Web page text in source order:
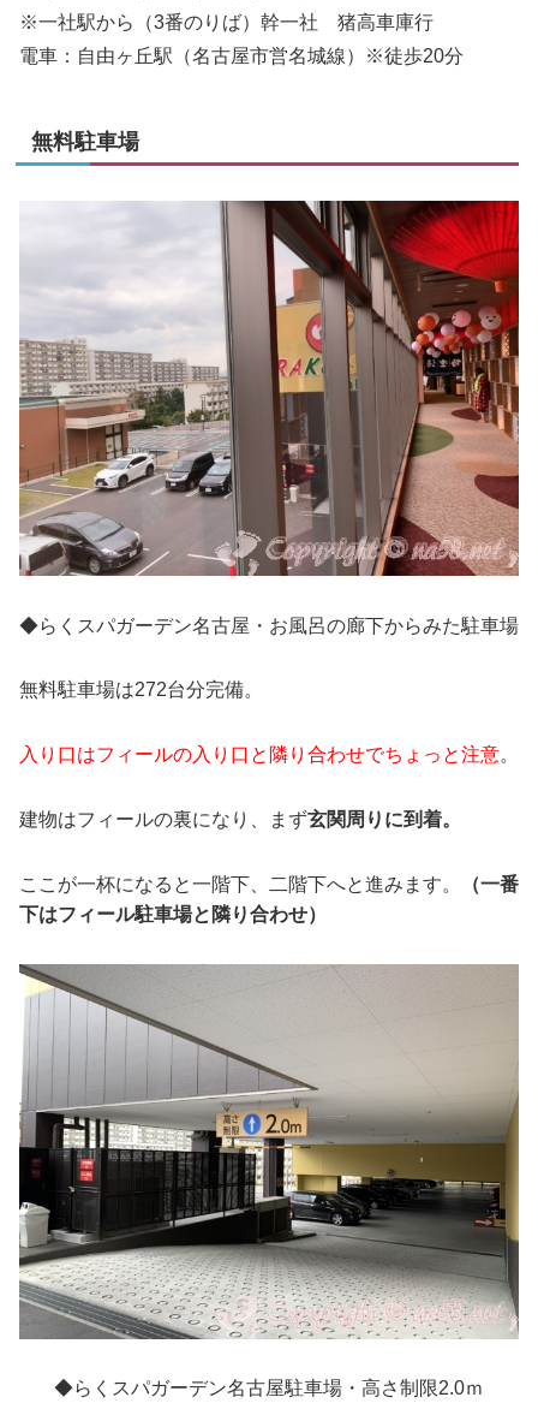
※一社駅から（3番のりば） 幹一社 猪高車庫行
電車：自由ヶ丘駅（名古屋市営名城線）※徒歩20分
無料駐車場
◆らくスパガーデン名古屋・お風呂の廊下からみた駐車場
無料駐車場は272台分完備。
入り口はフィールの入り口と隣り合わせでちょっと注意。
建物はフィールの裏になり、まず玄関周りに到着。
ここが一杯になると一階下、二階下へと進みます。
（一番
下はフィール駐車場と隣り合わせ）
◆らくスパガーデン名古屋駐車場・高さ制限2.0ｍ